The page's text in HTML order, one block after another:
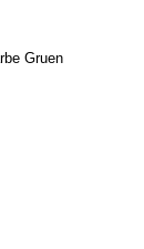
Gruen